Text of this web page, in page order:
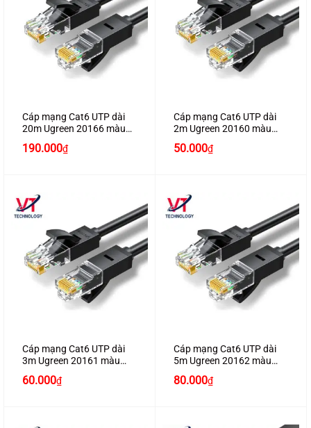
Cáp mạng Cat6 UTP dài
20m Ugreen 20166 màu
đen
190.000₫
Cáp mạng Cat6 UTP dài
2m Ugreen 20160 màu
đen
50.000₫
Cáp mạng Cat6 UTP dài
3m Ugreen 20161 màu
60.000₫
Cáp mạng Cat6 UTP dài
5m Ugreen 20162 màu
80.000₫